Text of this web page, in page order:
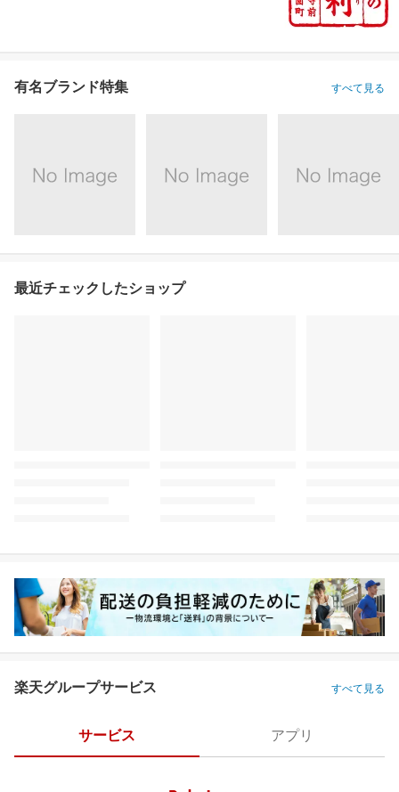
有名ブランド特集 すべて見る
最近チェックしたショップ
楽天グループサービス すべて見る
サービス アプリ